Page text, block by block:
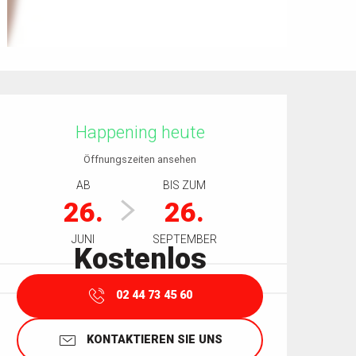
Happening heute
Öffnungszeiten ansehen
AB
26.
JUNI
BIS ZUM
26.
SEPTEMBER
Kostenlos
02 44 73 45 60
KONTAKTIEREN SIE UNS